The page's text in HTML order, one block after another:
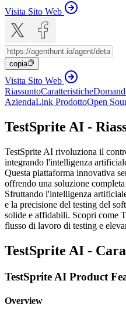
Visita Sito Web
copia
Visita Sito Web
RiassuntoCaratteristiche
AziendaLink ProdottoOpen
TestSprite AI -
TestSprite AI rivoluziona il
integrando l'intelligenza
Questa piattaforma innovativa
offrendo una soluzione
Sfruttando l'intelligenza
e la precisione del testing del
solide e affidabili. Scopri come
flusso di lavoro di testing e
TestSprite AI -
TestSprite AI Product
Overview